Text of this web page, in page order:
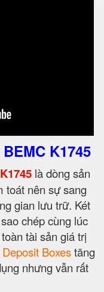
K1745
là dòng sản
toát nên sự sang
gian lưu trữ. Két
chép cùng lúc
tài sản giá trị
Boxestăng
nhưng vẫn rất